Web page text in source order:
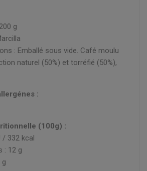
g
: Emballé sous vide. Café moulu
naturel (50%) et torréfié (50%),
:
(100g) :
/ 332 kcal
: 12 g
g